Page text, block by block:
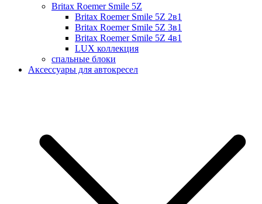
Britax Roemer Smile 5Z
Britax Roemer Smile 5Z 2в1
Britax Roemer Smile 5Z 3в1
Britax Roemer Smile 5Z 4в1
LUX коллекция
спальные блоки
Аксессуары для автокресел